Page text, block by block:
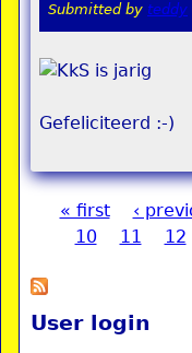
Submitted by teddy
Gefeliciteerd :-)
Pages
« first ‹
10
11 12
User login